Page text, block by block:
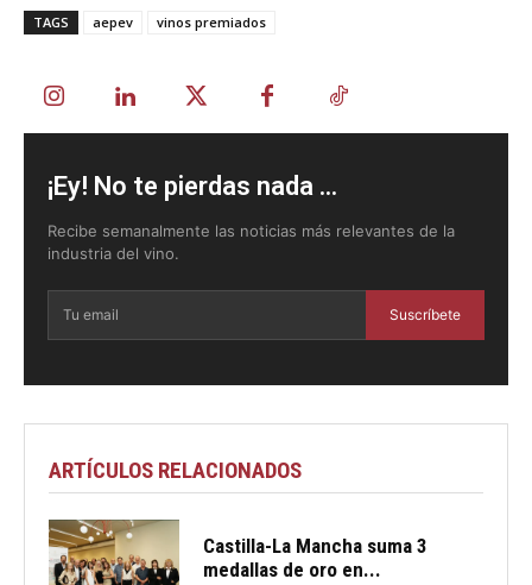
TAGS aepev vinos premiados
¡Ey! No te pierdas nada ...
Recibe semanalmente las noticias más relevantes de la
industria del vino.
Suscríbete
ARTÍCULOS RELACIONADOS
Castilla-La Mancha suma 3
medallas de oro en...